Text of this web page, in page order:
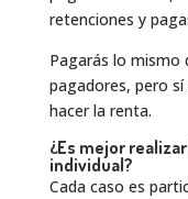
retenciones y
Pagarás lo mismo
pagadores, pero
hacer la renta.
¿Es mejor
individual?
Cada caso es